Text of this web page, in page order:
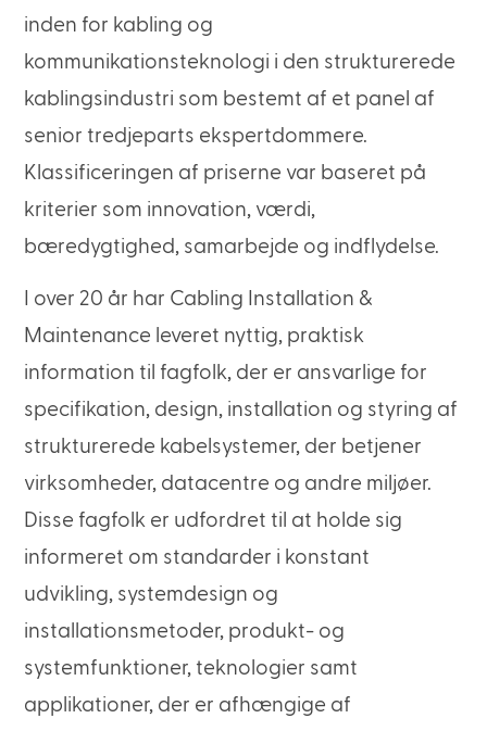
inden for kabling og
kommunikationsteknologi i den strukturerede
kablingsindustri som bestemt af et panel af
senior tredjeparts ekspertdommere.
Klassificeringen af priserne var baseret på
kriterier som innovation, værdi,
bæredygtighed, samarbejde og indflydelse.
I over 20 år har Cabling Installation &
Maintenance leveret nyttig, praktisk
information til fagfolk, der er ansvarlige for
specifikation, design, installation og styring af
strukturerede kabelsystemer, der betjener
virksomheder, datacentre og andre miljøer.
Disse fagfolk er udfordret til at holde sig
informeret om standarder i konstant
udvikling, systemdesign og
installationsmetoder, produkt- og
systemfunktioner, teknologier samt
applikationer, der er afhængige af